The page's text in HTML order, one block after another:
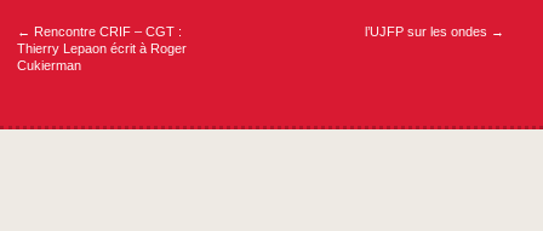
← Rencontre CRIF – CGT :
Thierry Lepaon écrit à Roger
Cukierman
l’UJFP sur les ondes →